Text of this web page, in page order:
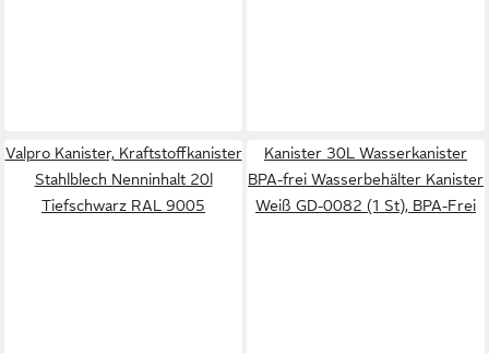
Valpro Kanister, Kraftstoffkanister
Stahlblech Nenninhalt 20l
Tiefschwarz RAL 9005
Kanister 30L Wasserkanister
BPA-frei Wasserbehälter Kanister
Weiß GD-0082 (1 St), BPA-Frei